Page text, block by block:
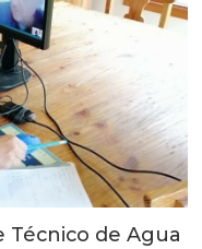
de Agua